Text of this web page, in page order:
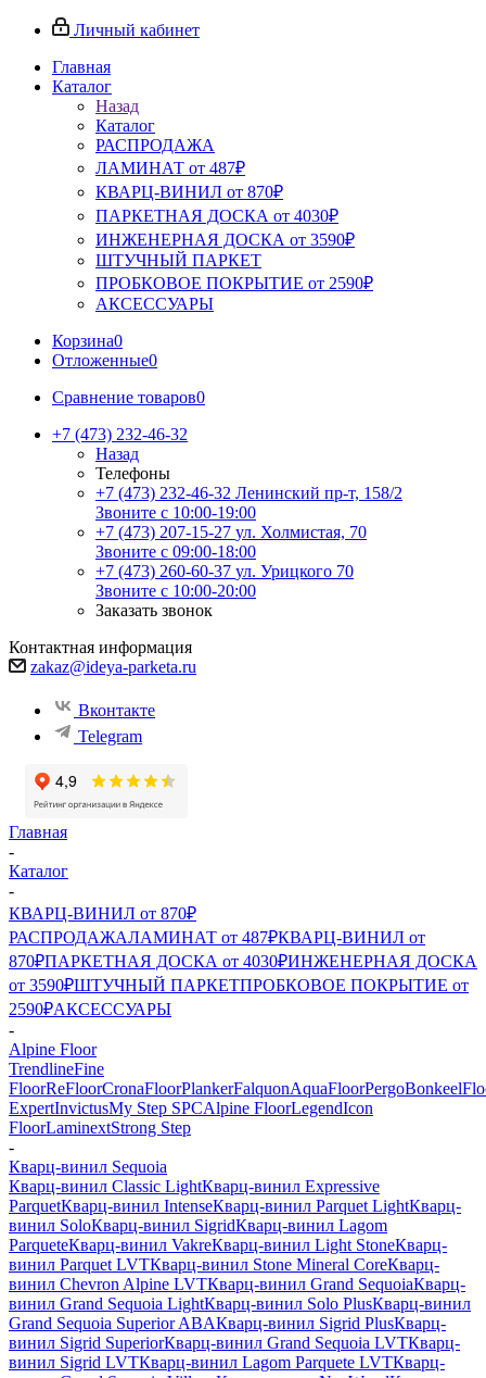
Личный кабинет
Главная
Каталог
Назад
Каталог
РАСПРОДАЖА
ЛАМИНАТ от 487₽
КВАРЦ-ВИНИЛ от 870₽
ПАРКЕТНАЯ ДОСКА от 4030₽
ИНЖЕНЕРНАЯ ДОСКА от 3590₽
ШТУЧНЫЙ ПАРКЕТ
ПРОБКОВОЕ ПОКРЫТИЕ от 2590₽
АКСЕССУАРЫ
Корзина0
Отложенные0
Сравнение товаров0
+7 (473) 232-46-32
Назад
Телефоны
+7 (473) 232-46-32 Ленинский пр-т, 158/2
Звоните с 10:00-19:00
+7 (473) 207-15-27 ул. Холмистая, 70
Звоните с 09:00-18:00
+7 (473) 260-60-37 ул. Урицкого 70
Звоните с 10:00-20:00
Заказать звонок
Контактная информация
zakaz@ideya-parketa.ru
Вконтакте
Telegram
Главная
-
Каталог
-
КВАРЦ-ВИНИЛ от 870₽
РАСПРОДАЖАЛАМИНАТ от 487₽КВАРЦ-ВИНИЛ от
870₽ПАРКЕТНАЯ ДОСКА от 4030₽ИНЖЕНЕРНАЯ ДОСКА
от 3590₽ШТУЧНЫЙ ПАРКЕТПРОБКОВОЕ ПОКРЫТИЕ от
2590₽АКСЕССУАРЫ
-
Alpine Floor
TrendlineFine
FloorReFloorCronaFloorPlankerFalquonAquaFloorPergoBonkeel
ExpertInvictusMy Step SPCAlpine FloorLegendIcon
FloorLaminextStrong Step
-
Кварц-винил Sequoia
Кварц-винил Classic LightКварц-винил Expressive
ParquetКварц-винил IntenseКварц-винил Parquet LightКварц-
винил SoloКварц-винил SigridКварц-винил Lagom
ParqueteКварц-винил VakreКварц-винил Light StoneКварц-
винил Parquet LVTКварц-винил Stone Mineral CoreКварц-
винил Chevron Alpine LVTКварц-винил Grand SequoiaКварц-
винил Grand Sequoia LightКварц-винил Solo PlusКварц-винил
Grand Sequoia Superior ABAКварц-винил Sigrid PlusКварц-
винил Sigrid SuperiorКварц-винил Grand Sequoia LVTКварц-
винил Sigrid LVTКварц-винил Lagom Parquete LVTКварц-